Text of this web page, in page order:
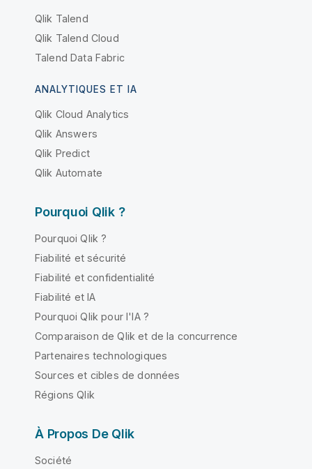
Qlik Talend
Qlik Talend Cloud
Talend Data Fabric
ANALYTIQUES ET IA
Qlik Cloud Analytics
Qlik Answers
Qlik Predict
Qlik Automate
Pourquoi Qlik ?
Pourquoi Qlik ?
Fiabilité et sécurité
Fiabilité et confidentialité
Fiabilité et IA
Pourquoi Qlik pour l'IA ?
Comparaison de Qlik et de la concurrence
Partenaires technologiques
Sources et cibles de données
Régions Qlik
À Propos De Qlik
Société